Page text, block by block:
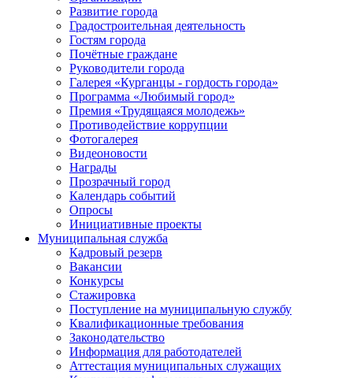
Развитие города
Градостроительная деятельность
Гостям города
Почётные граждане
Руководители города
Галерея «Курганцы - гордость города»
Программа «Любимый город»
Премия «Трудящаяся молодежь»
Противодействие коррупции
Фотогалерея
Видеоновости
Награды
Прозрачный город
Календарь событий
Опросы
Инициативные проекты
Муниципальная служба
Кадровый резерв
Вакансии
Конкурсы
Стажировка
Поступление на муниципальную службу
Квалификационные требования
Законодательство
Информация для работодателей
Аттестация муниципальных служащих